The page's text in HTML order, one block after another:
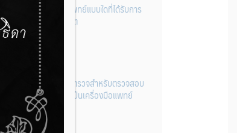
การโฆษณาเครื่องมือแพทย์แบบใดที่ได้รับการ
ยกเว้นไม่ต้องขออนุญาต
14 กรกฎาคม 2026
รู้หรือไม่? ผลิตภัณฑ์ชุดตรวจสําหรับตรวจสอบ
การปนเปื้อนแบบใดจัดเป็นเครื่องมือแพทย์
14 กรกฎาคม 2026